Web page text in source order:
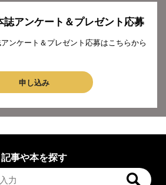
誌アンケート＆プレゼント応募
アンケート＆プレゼント応募はこちらから
申し込み
記事や本を探す